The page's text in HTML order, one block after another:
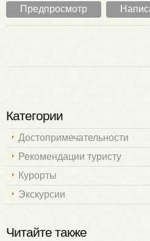
Категории
Достопримечательности
Рекомендации туристу
Курорты
Экскурсии
Читайте также